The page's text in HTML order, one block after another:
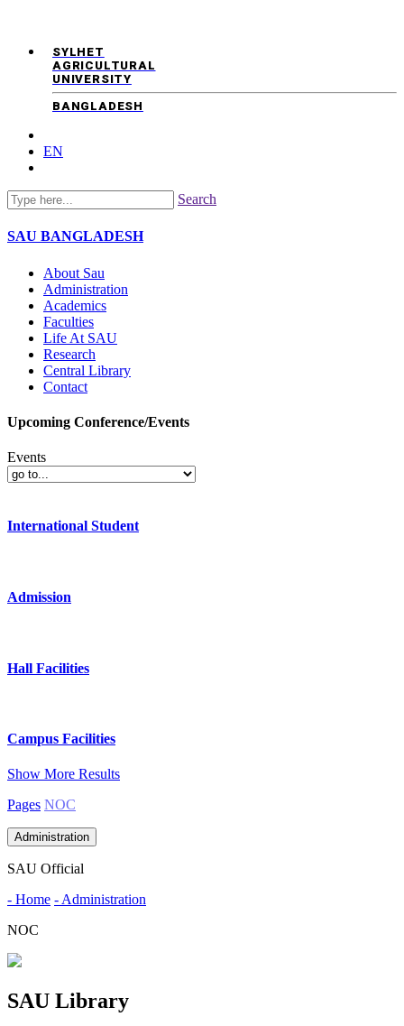
SYLHET
AGRICULTURAL
UNIVERSITY
BANGLADESH
EN
Search
SAU BANGLADESH
About Sau
Administration
Academics
Faculties
Life At SAU
Research
Central Library
Contact
Upcoming Conference/Events
Events
International Student
Admission
Hall Facilities
Campus Facilities
Show More Results
Pages NOC
Administration
SAU Official
- Home - Administration
NOC
SAU Library